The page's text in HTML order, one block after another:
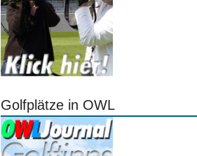
Golfplätze in OWL